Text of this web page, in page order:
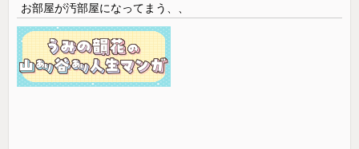
お部屋が汚部屋になってまう、、